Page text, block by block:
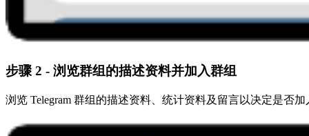
步骤 2 - 浏览群组的描述资料并加入群组
浏览 Telegram 群组的描述资料、统计资料及留言以决定是否加